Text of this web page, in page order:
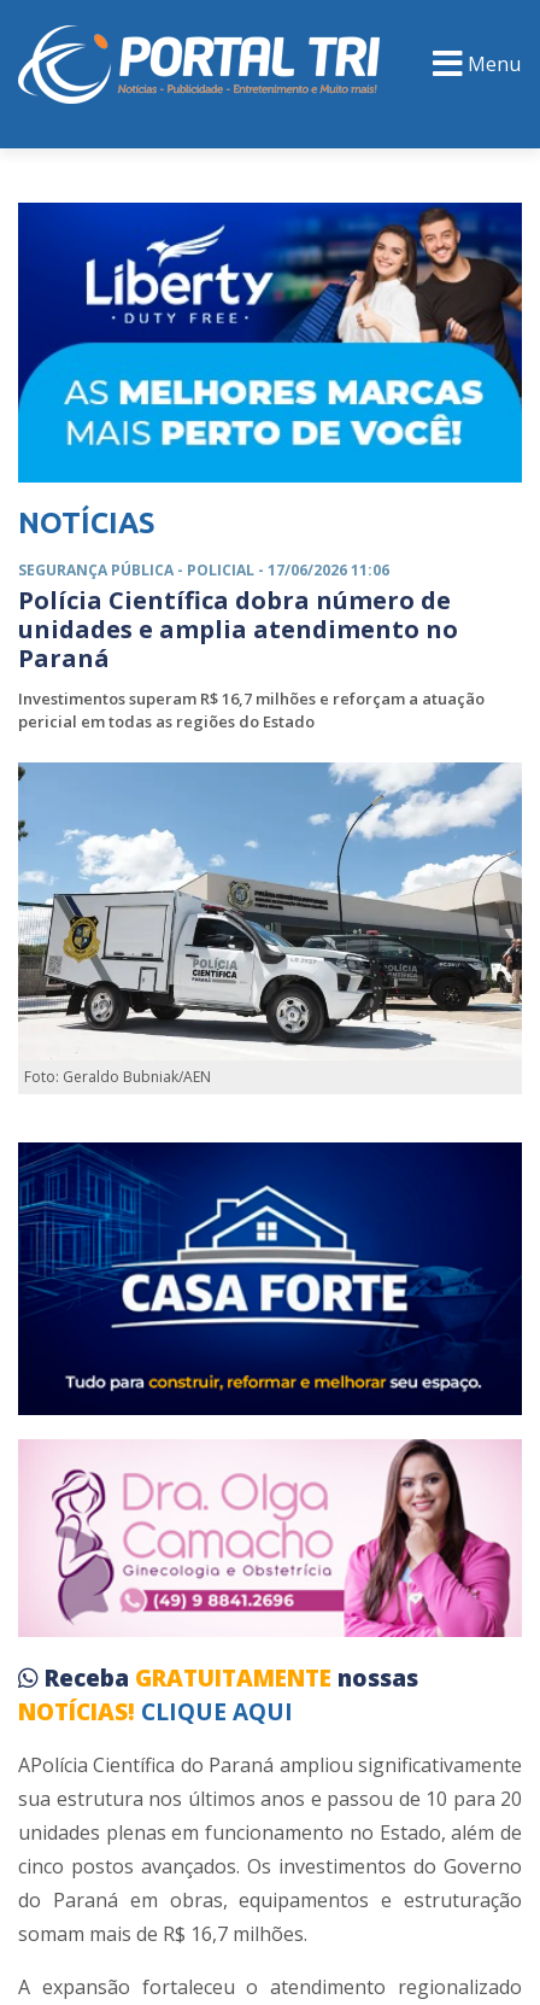
Menu
NOTÍCIAS
SEGURANÇA PÚBLICA - POLICIAL - 17/06/2026 11:06
Polícia Científica dobra número de
unidades e amplia atendimento no
Paraná
Investimentos superam R$ 16,7 milhões e reforçam a atuação
pericial em todas as regiões do Estado
Foto: Geraldo Bubniak/AEN
Receba GRATUITAMENTE nossas
NOTÍCIAS! CLIQUE AQUI
APolícia Científica do Paraná ampliou significativamente
sua estrutura nos últimos anos e passou de 10 para 20
unidades plenas em funcionamento no Estado, além de
cinco postos avançados. Os investimentos do Governo
do Paraná em obras, equipamentos e estruturação
somam mais de R$ 16,7 milhões.
A expansão fortaleceu o atendimento regionalizado